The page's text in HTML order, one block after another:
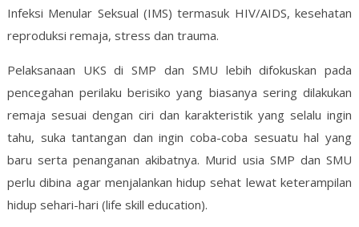
Infeksi Menular Seksual (IMS) termasuk HIV/AIDS, kesehatan
reproduksi remaja, stress dan trauma.
Pelaksanaan UKS di SMP dan SMU lebih difokuskan pada
pencegahan perilaku berisiko yang biasanya sering dilakukan
remaja sesuai dengan ciri dan karakteristik yang selalu ingin
tahu, suka tantangan dan ingin coba-coba sesuatu hal yang
baru serta penanganan akibatnya. Murid usia SMP dan SMU
perlu dibina agar menjalankan hidup sehat lewat keterampilan
hidup sehari-hari (life skill education).